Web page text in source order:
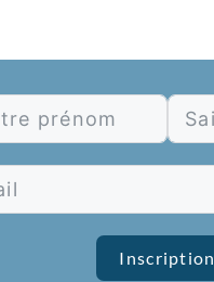
Inscription